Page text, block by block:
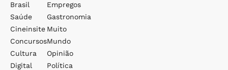
Brasil
Saúde
Cineinsite
Concursos
Cultura
Digital
Empregos
Gastronomia
Muito
Mundo
Opinião
Política